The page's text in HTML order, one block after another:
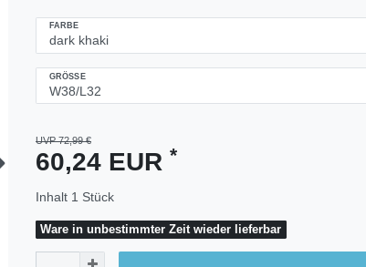
FARBE
GRÖSSE
UVP 72,99 €
60,24 EUR *
Inhalt 1 Stück
Ware in unbestimmter Zeit wieder lieferbar